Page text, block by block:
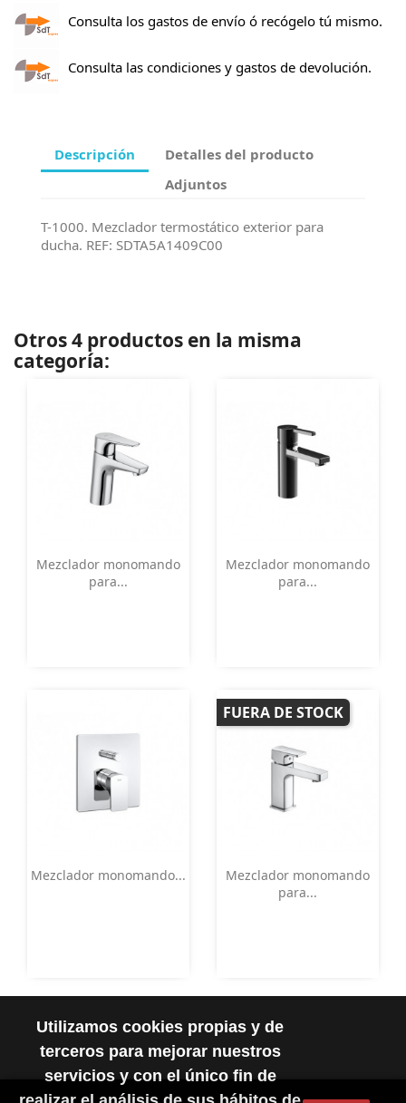
Consulta los gastos de envío ó recógelo tú mismo.
Consulta las condiciones y gastos de devolución.
Descripción
Detalles del producto
Adjuntos
T-1000. Mezclador termostático exterior para
ducha. REF: SDTA5A1409C00
Otros 4 productos en la misma
categoría:
Vista rápida
Mezclador monomando
para...
Vista rápida
Mezclador monomando
para...
Vista rápida
Mezclador monomando... Vista rápida
Mezclador monomando
para...
FUERA DE STOCK
Utilizamos cookies propias y de
terceros para mejorar nuestros
servicios y con el único fin de